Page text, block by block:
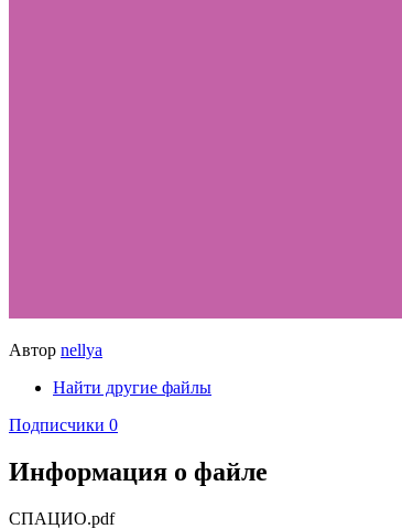
Автор nellya
Найти другие файлы
Подписчики 0
Информация о файле
СПАЦИО.pdf